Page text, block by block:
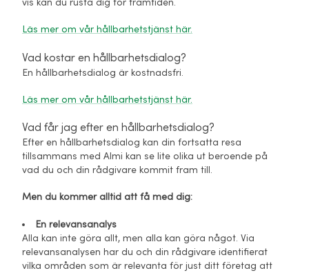
vis kan du rusta dig för framtiden.
Läs mer om vår hållbarhetstjänst här.
Vad kostar en hållbarhetsdialog?
En hållbarhetsdialog är kostnadsfri.
Läs mer om vår hållbarhetstjänst här.
Vad får jag efter en hållbarhetsdialog?
Efter en hållbarhetsdialog kan din fortsatta resa
tillsammans med Almi kan se lite olika ut beroende på
vad du och din rådgivare kommit fram till.
Men du kommer alltid att få med dig:
En relevansanalys
Alla kan inte göra allt, men alla kan göra något. Via
relevansanalysen har du och din rådgivare identifierat
vilka områden som är relevanta för just ditt företag att